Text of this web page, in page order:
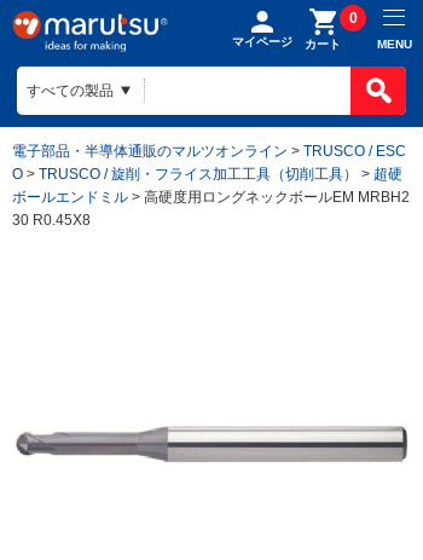
マイページ カート
0
MENU
電子部品・半導体通販のマルツオンライン > TRUSCO / ESC
O > TRUSCO / 旋削・フライス加工工具（切削工具） > 超硬
ボールエンドミル > 高硬度用ロングネックボールEM MRBH2
30 R0.45X8